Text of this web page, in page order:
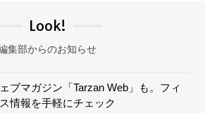
Look!
集部からのお知らせ
ブマガジン「Tarzan Web」も。フィ
情報を手軽にチェック